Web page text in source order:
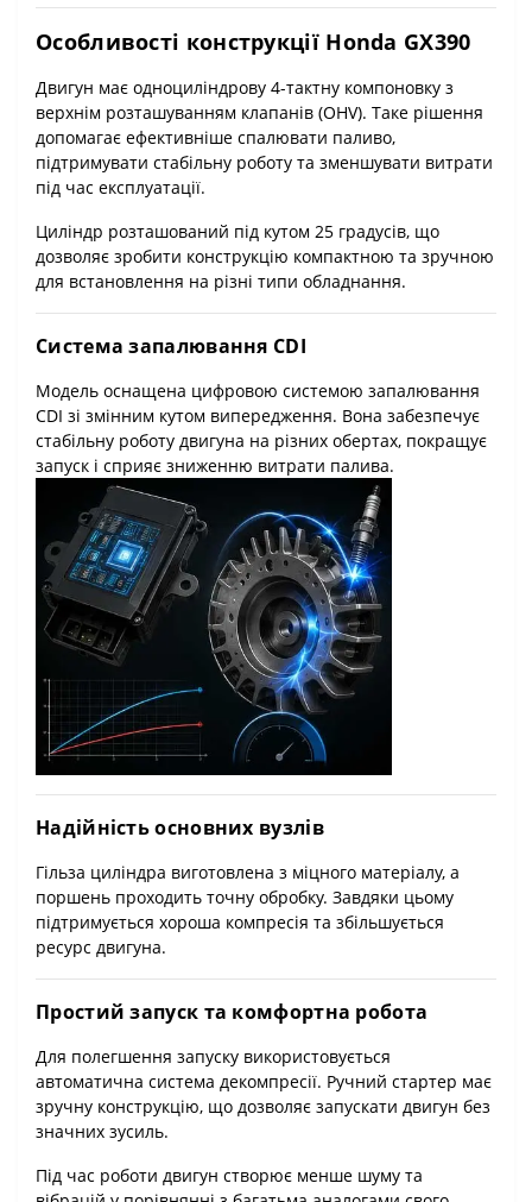
Особливості конструкції Honda GX390
Двигун має одноциліндрову 4-тактну компоновку з
верхнім розташуванням клапанів (OHV). Таке рішення
допомагає ефективніше спалювати паливо,
підтримувати стабільну роботу та зменшувати витрати
під час експлуатації.
Циліндр розташований під кутом 25 градусів, що
дозволяє зробити конструкцію компактною та зручною
для встановлення на різні типи обладнання.
Система запалювання CDI
Модель оснащена цифровою системою запалювання
CDI зі змінним кутом випередження. Вона забезпечує
стабільну роботу двигуна на різних обертах, покращує
запуск і сприяє зниженню витрати палива.
Надійність основних вузлів
Гільза циліндра виготовлена з міцного матеріалу, а
поршень проходить точну обробку. Завдяки цьому
підтримується хороша компресія та збільшується
ресурс двигуна.
Простий запуск та комфортна робота
Для полегшення запуску використовується
автоматична система декомпресії. Ручний стартер має
зручну конструкцію, що дозволяє запускати двигун без
значних зусиль.
Під час роботи двигун створює менше шуму та